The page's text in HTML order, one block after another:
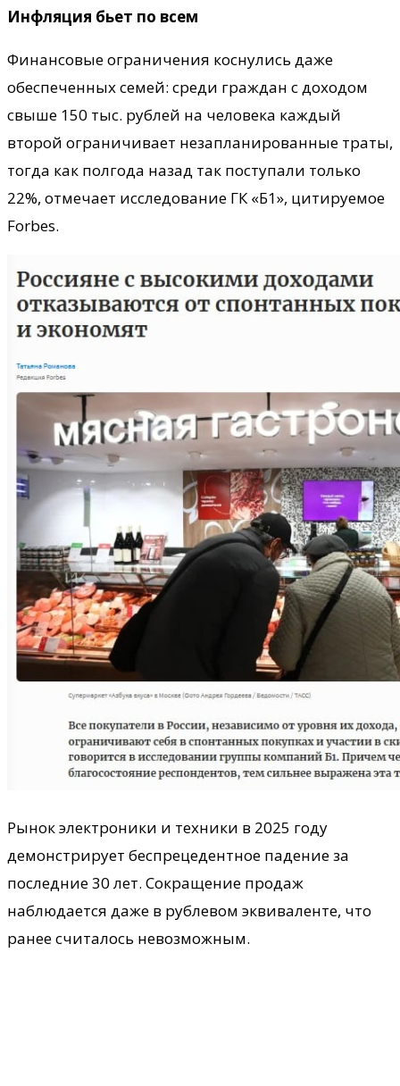
Инфляция бьет по всем
Финансовые ограничения коснулись даже
обеспеченных семей: среди граждан с доходом
свыше 150 тыс. рублей на человека каждый
второй ограничивает незапланированные траты,
тогда как полгода назад так поступали только
22%, отмечает исследование ГК «Б1», цитируемое
Forbes.
Рынок электроники и техники в 2025 году
демонстрирует беспрецедентное падение за
последние 30 лет. Сокращение продаж
наблюдается даже в рублевом эквиваленте, что
ранее считалось невозможным.